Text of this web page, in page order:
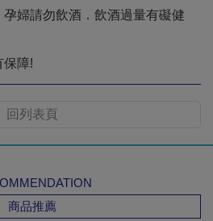
婦請勿飲酒．飲酒過量有礙健
障!
回列表頁
商品推薦